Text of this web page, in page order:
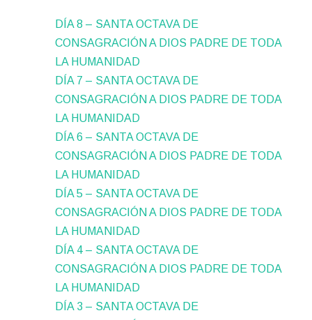
DÍA 8 – SANTA OCTAVA DE
CONSAGRACIÓN A DIOS PADRE DE TODA
LA HUMANIDAD
DÍA 7 – SANTA OCTAVA DE
CONSAGRACIÓN A DIOS PADRE DE TODA
LA HUMANIDAD
DÍA 6 – SANTA OCTAVA DE
CONSAGRACIÓN A DIOS PADRE DE TODA
LA HUMANIDAD
DÍA 5 – SANTA OCTAVA DE
CONSAGRACIÓN A DIOS PADRE DE TODA
LA HUMANIDAD
DÍA 4 – SANTA OCTAVA DE
CONSAGRACIÓN A DIOS PADRE DE TODA
LA HUMANIDAD
DÍA 3 – SANTA OCTAVA DE